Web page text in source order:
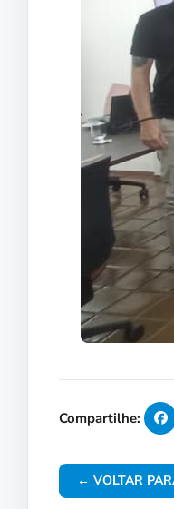
Compartilhe:
← VOLTAR